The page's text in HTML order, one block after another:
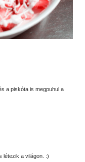
a piskóta is megpuhul a
létezik a világon. :)